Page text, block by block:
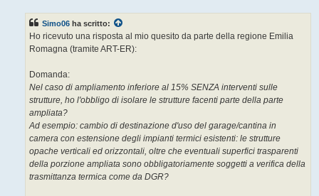
Simo06 ha scritto:
Ho ricevuto una risposta al mio quesito da parte della regione Emilia
Romagna (tramite ART-ER):
Domanda:
Nel caso di ampliamento inferiore al 15% SENZA interventi sulle
strutture, ho l'obbligo di isolare le strutture facenti parte della parte
ampliata?
Ad esempio: cambio di destinazione d'uso del garage/cantina in
camera con estensione degli impianti termici esistenti: le strutture
opache verticali ed orizzontali, oltre che eventuali superfici trasparenti
della porzione ampliata sono obbligatoriamente soggetti a verifica della
trasmittanza termica come da DGR?